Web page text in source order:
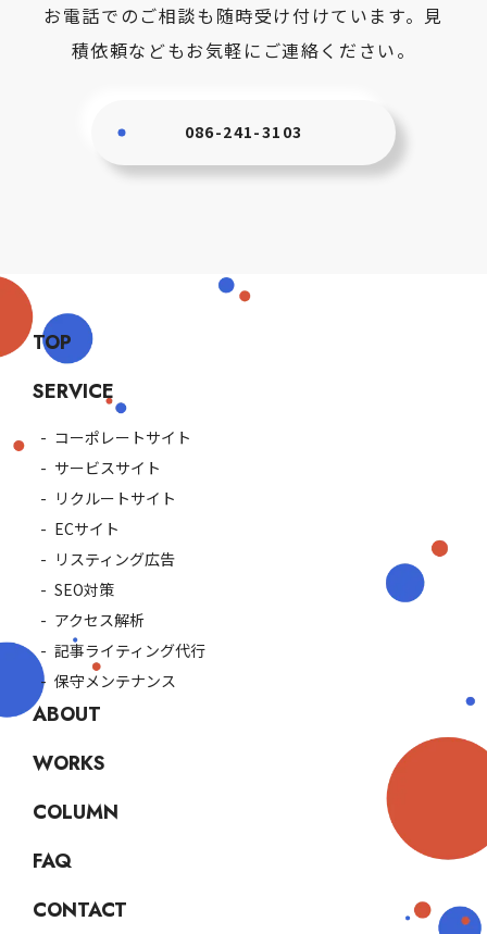
お電話でのご相談も随時受け付けています。見
積依頼などもお気軽にご連絡ください。
086-241-3103
TOP
SERVICE
コーポレートサイト
サービスサイト
リクルートサイト
ECサイト
リスティング広告
SEO対策
アクセス解析
記事ライティング代行
保守メンテナンス
ABOUT
WORKS
COLUMN
FAQ
CONTACT